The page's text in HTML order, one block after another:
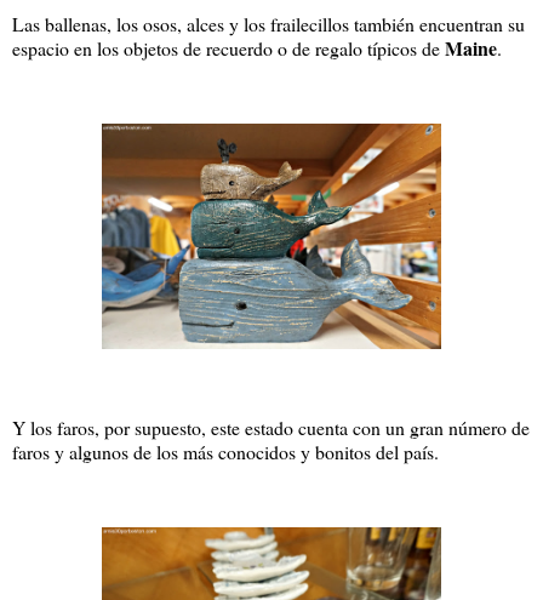
Las ballenas, los osos, alces y los frailecillos también encuentran su
espacio en los objetos de recuerdo o de regalo típicos deMaine.
Y los faros, por supuesto, este estado cuenta con un gran número de
faros y algunos de los más conocidos y bonitos del país.